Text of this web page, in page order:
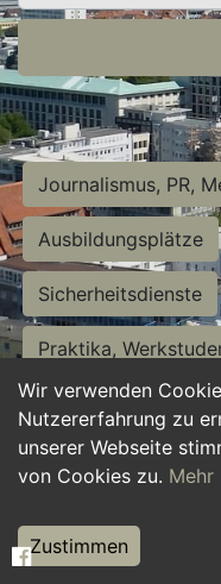
Wir verwenden
Nutzererfahrung zu
unserer Webseite
von Cookies zu. Mehr
Zustimmen
Journalismus, PR,
Ausbildungsplätze
Sicherheitsdienste
Praktika,
Personalwesen
Hilfskräfte,
Weiterbildung,